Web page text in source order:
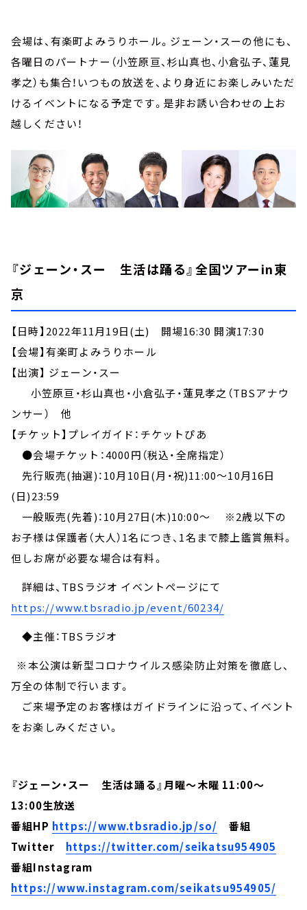
会場は、有楽町よみうりホール。ジェーン・スーの他にも、
各曜日のパートナー（小笠原亘、杉山真也、小倉弘子、蓮見
孝之）も集合！いつもの放送を、より身近にお楽しみいただ
けるイベントになる予定です。是非お誘い合わせの上お
越しください！
『ジェーン・スー 生活は踊る』全国ツアーin東
京
【日時】2022年11月19日(土) 開場16:30 開演17:30
【会場】有楽町よみうりホール
【出演】 ジェーン・スー
小笠原亘・杉山真也・小倉弘子・蓮見孝之（TBSアナウ
ンサー） 他
【チケット】プレイガイド：チケットぴあ
●会場チケット：4000円（税込・全席指定）
先行販売(抽選)：10月10日(月・祝)11:00～10月16日
(日)23:59
一般販売(先着)：10月27日(木)10:00～ ※2歳以下の
お子様は保護者（大人）1名につき、1名まで膝上鑑賞無料。
但しお席が必要な場合は有料。
詳細は、TBSラジオ イベントページにて
https://www.tbsradio.jp/event/60234/
◆主催：TBSラジオ
※本公演は新型コロナウイルス感染防止対策を徹底し、
万全の体制で行います。
ご来場予定のお客様はガイドラインに沿って、イベント
をお楽しみください。
『ジェーン・スー 生活は踊る』月曜～木曜 11:00～
13:00生放送
番組HP https://www.tbsradio.jp/so/ 番組
Twitter https://twitter.com/seikatsu954905
番組Instagram
https://www.instagram.com/seikatsu954905/